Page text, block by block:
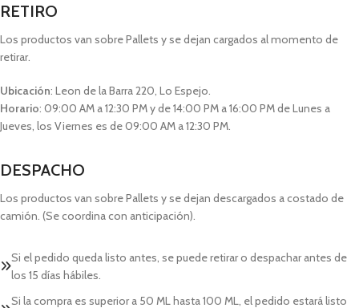
RETIRO
Los productos van sobre Pallets y se dejan cargados al momento de
retirar.
Ubicación: Leon de la Barra 220, Lo Espejo.
Horario: 09:00 AM a 12:30 PM y de 14:00 PM a 16:00 PM de Lunes a
Jueves, los Viernes es de 09:00 AM a 12:30 PM.
DESPACHO
Los productos van sobre Pallets y se dejan descargados a costado de
camión. (Se coordina con anticipación).
Si el pedido queda listo antes, se puede retirar o despachar antes de
los 15 días hábiles.
Si la compra es superior a 50 ML hasta 100 ML, el pedido estará listo